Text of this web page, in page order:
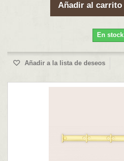
Añadir al carrito
En stock
Añadir a la lista de deseos